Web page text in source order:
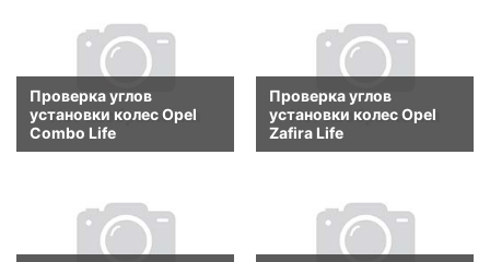
Проверка углов
установки колес Opel
Combo Life
Проверка углов
установки колес Opel
Zafira Life